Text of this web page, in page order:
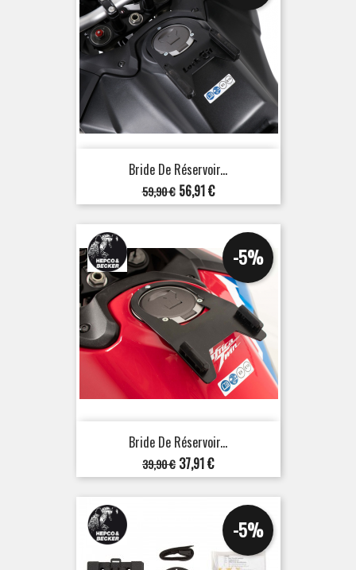
Bride De Réservoir...
Prix
de
base
59,90 € Prix
56,91 €
Bride De Réservoir...
Prix
de
base
39,90 €
-5%
Prix
37,91 €
-5%